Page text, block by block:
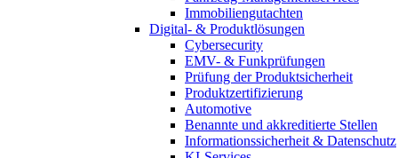
Immobiliengutachten
Digital- & Produktlösungen
Cybersecurity
EMV- & Funkprüfungen
Prüfung der Produktsicherheit
Produktzertifizierung
Automotive
Benannte und akkreditierte Stellen
Informationssicherheit & Datenschutz